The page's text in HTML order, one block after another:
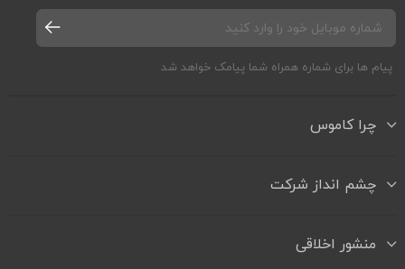
پیام ها برای شماره همراه شما پیامک خواهد شد
چرا کاموس
چشم انداز شرکت
منشور اخلاقی